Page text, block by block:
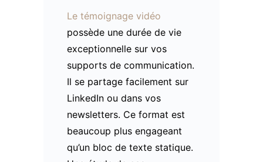
Le témoignage vidéo
possède une durée de vie
exceptionnelle sur vos
supports de communication.
Il se partage facilement sur
LinkedIn ou dans vos
newsletters. Ce format est
beaucoup plus engageant
qu’un bloc de texte statique.